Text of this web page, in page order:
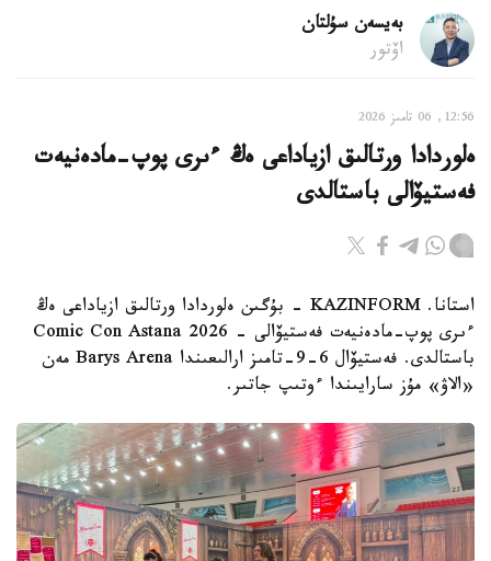
بەيسەن سۇلتان
اۆتور
12:56, 06 تامىز 2026
ەلوردادا ورتالىق ازياداعى ەڭ ءىرى پوپ-مادەنيەت
فەستيۆالى باستالدى
استانا. KAZINFORM - بۇگىن ەلوردادا ورتالىق ازياداعى ەڭ
ءىرى پوپ-مادەنيەت فەستيۆالى - Comic Con Astana 2026
باستالدى. فەستيۆال 6-9-تامىز ارالىعىندا Barys Arena مەن
«الاۋ» مۇز سارايىندا ءوتىپ جاتىر.